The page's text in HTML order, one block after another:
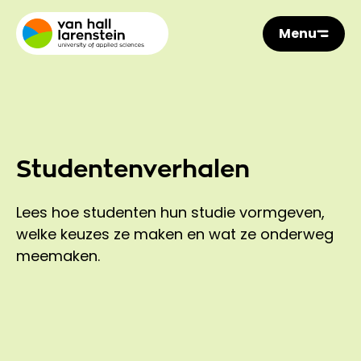
Menu
Studentenverhalen
Lees hoe studenten hun studie vormgeven,
welke keuzes ze maken en wat ze onderweg
meemaken.